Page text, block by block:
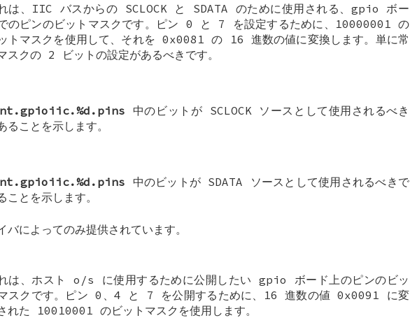
は、IIC バスからの SCLOCK と SDATA のために使用される、gpio ボー
のピンのビットマスクです。ピン 0 と 7 を設定するために、10000001 の
トマスクを使用して、それを 0x0081 の 16 進数の値に変換します。単に常
スクの 2 ビットの設定があるべきです。
中のビットが SCLOCK ソースとして使用されるべき
ることを示します。
中のビットが SDATA ソースとして使用されるべきで
ことを示します。
バによってのみ提供されています。
は、ホスト o/s に使用するために公開したい gpio ボード上のピンのビッ
スクです。ピン 0、4 と 7 を公開するために、16 進数の値 0x0091 に変
れた 10010001 のビットマスクを使用します。